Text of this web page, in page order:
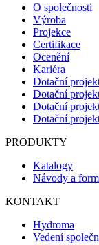
O společnosti
Výroba
Projekce
Certifikace
Ocenění
Kariéra
Dotační
Dotační
Dotační
Dotační
PRODUKTY
Katalogy
Návody a
KONTAKT
Hydroma
Vedení